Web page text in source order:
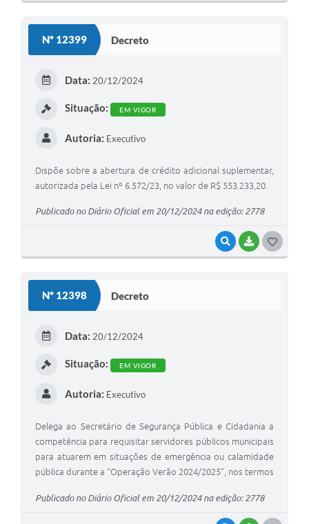
Nº 12399 Decreto
VISUALIZAR
BAIXAR
Data: 20/12/2024
Situação: EM VIGOR
Autoria: Executivo
Dispõe sobre a abertura de crédito adicional suplementar,
autorizada pela Lei nº 6.572/23, no valor de R$ 553.233,20.
Publicado no Diário Oficial em 20/12/2024 na edição: 2778
Nº 12398 Decreto
Data: 20/12/2024
Situação: EM VIGOR
Autoria: Executivo
Delega ao Secretário de Segurança Pública e Cidadania a
competência para requisitar servidores públicos municipais
para atuarem em situações de emergência ou calamidade
pública durante a “Operação Verão 2024/2025”, nos termos
Publicado no Diário Oficial em 20/12/2024 na edição: 2778